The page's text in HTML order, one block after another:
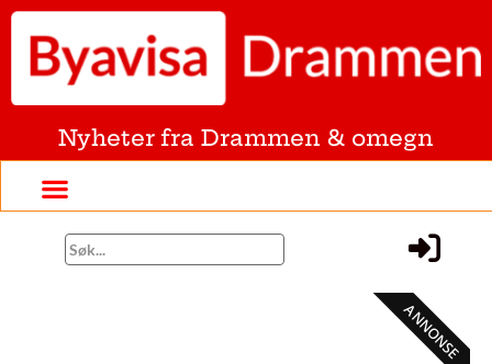
Nyheter fra Drammen & omegn
ANNONSE